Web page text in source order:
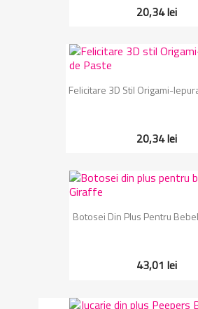
20,34 lei
Felicitare 3D Stil Origami-
20,34 lei
Botosei Din Plus Pentru
43,01 lei